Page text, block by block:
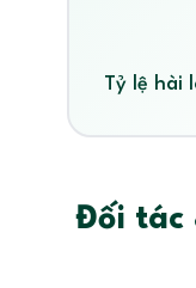
Tỷ lệ hài
Đối tác